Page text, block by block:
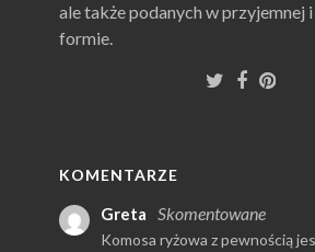
ale także podanych w przyjemnej
formie.
KOMENTARZE
Greta Skomentowane
Komosa ryżowa z pewnością